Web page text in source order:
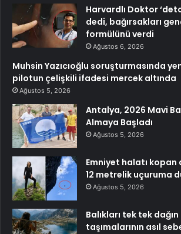
Harvardlı Doktor
dedi, bağırsakları
formülünü verdi
Ağustos 6, 2026
Muhsin Yazıcıoğlu soruşturmasında
pilotun çelişkili ifadesi mercek altında
Ağustos 5, 2026
Antalya, 2026 Mavi
Almaya Başladı
Ağustos 5, 2026
Emniyet halatı kopan
12 metrelik uçuruma
Ağustos 5, 2026
Balıkları tek tek
taşımalarının asıl